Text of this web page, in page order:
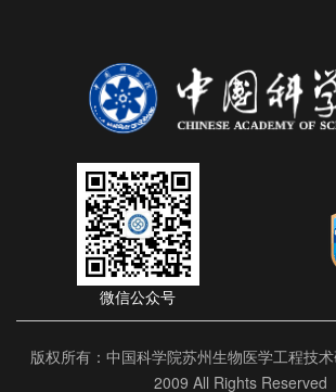
微信公众号
版权所有：中国科学院苏州生物医学工程技
2009 All Rights Reserved